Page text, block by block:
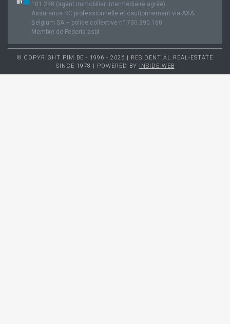
101.248 (agent immobilier intermédiaire agréé).
Assurance RC professionnelle et cautionnement via AXA
Belgium SA – police collective n° 730.390.160
Membre de Federia asbl
© COPYRIGHT PIM.BE - 1996 - 2026 | RESIDENTIAL REAL-ESTATE
SINCE 1978 | POWERED BY
INSIDE WEB